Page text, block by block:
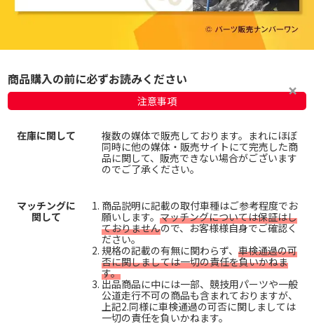
商品購入の前に必ずお読みください
注意事項
在庫に関して
複数の媒体で販売しております。まれにほぼ
同時に他の媒体・販売サイトにて完売した商
品に関して、販売できない場合がございます
のでご了承ください。
マッチングに
関して
商品説明に記載の取付車種はご参考程度でお
願いします。 マッチングについては保証はし
ておりませんので、お客様様自身でご確認く
ださい。
規格の記載の有無に関わらず、 車検通過の可
否に関しましては一切の責任を負いかねま
す。
出品商品に中には一部、競技用パーツや一般
公道走行不可の商品も含まれておりますが、
上記2.同様に車検通過の可否に関しましては
一切の責任を負いかねます。